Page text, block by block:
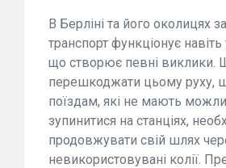
В Берліні та його околицях
транспорт функціонує навіть
що створює певні виклики.
перешкоджати цьому руху,
поїздам, які не мають
зупинитися на станціях,
продовжувати свій шлях
невикористовувані колії.